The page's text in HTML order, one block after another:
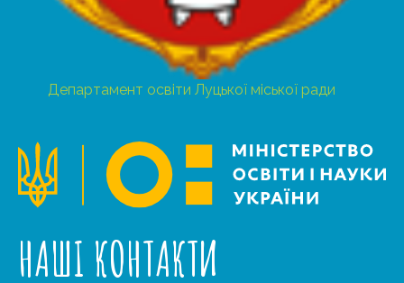
Департамент освіти Луцької міської ради
НАШІ КОНТАКТИ